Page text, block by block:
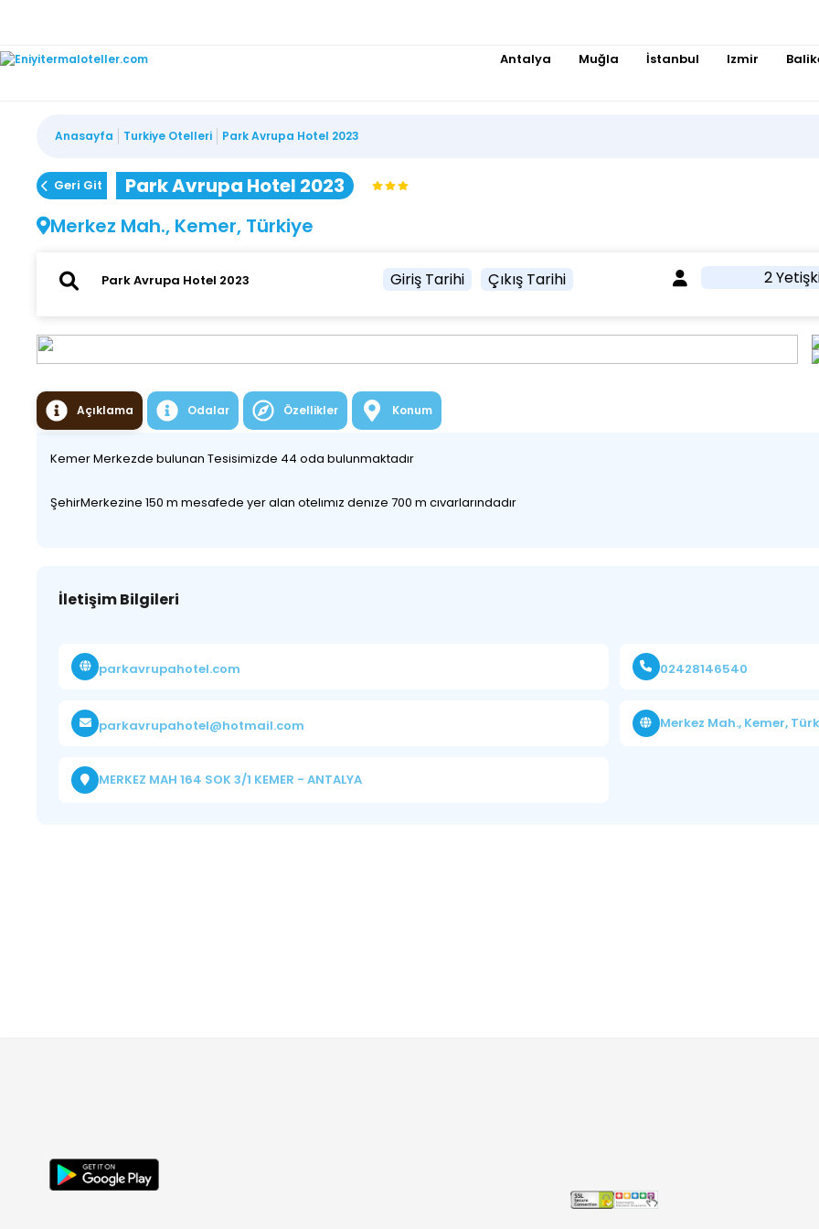
Antalya Muğla İstanbul Izmir
Anasayfa Turkiye Otelleri Park Avrupa Hotel 2023
Geri Git
Park Avrupa Hotel 2023
Merkez Mah., Kemer, Türkiye
Giriş Tarihi Çıkış Tarihi 2
Açıklama Odalar Özellikler Konum
Kemer Merkezde bulunan Tesisimizde 44 oda bulunmaktadır
ŞehirMerkezine 150 m mesafede yer alan otelımız denıze 700 m cıvarlarındadır
İletişim Bilgileri
parkavrupahotel.com 02428146540
parkavrupahotel@hotmail.com Merkez Mah., Kemer,
MERKEZ MAH 164 SOK 3/1 KEMER - ANTALYA